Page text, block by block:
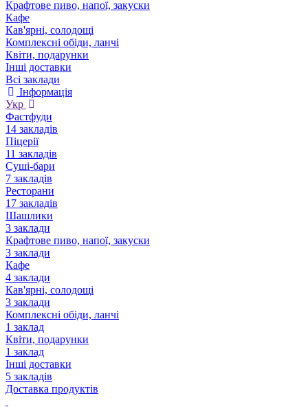
Крафтове пиво, напої, закуски
Кафе
Кав'ярні, солодощі
Комплексні обіди, ланчі
Квіти, подарунки
Інші доставки
Всі заклади
Інформація
Укр
Фастфуди
14 закладів
Піцерії
11 закладів
Суші-бари
7 закладів
Ресторани
17 закладів
Шашлики
3 заклади
Крафтове пиво, напої, закуски
3 заклади
Кафе
4 заклади
Кав'ярні, солодощі
3 заклади
Комплексні обіди, ланчі
1 заклад
Квіти, подарунки
1 заклад
Інші доставки
5 закладів
Доставка продуктів